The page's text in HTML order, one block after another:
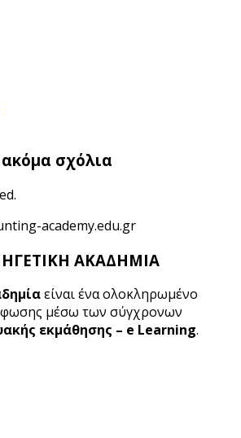
σχόλια
ΑΚΑΔΗΜΙΑ
είναι ένα ολοκληρωμένο
μέσω των σύγχρονων
εκμάθησης – e Learning.